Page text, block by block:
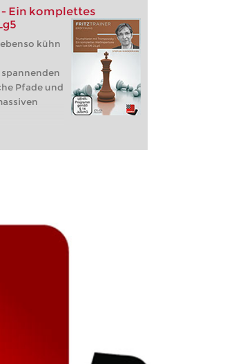
Ein komplettes
kühn
Pfade und